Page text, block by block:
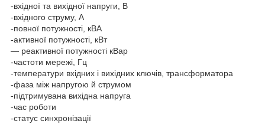
-вхідної та вихідної напруги, В
-вхідного струму, А
-повної потужності, кВА
-активної потужності, кВт
— реактивної потужності кВар
-частоти мережі, Гц
-температури вхідних і вихідних ключів, трансформатора
-фаза між напругою й струмом
-підтримувана вихідна напруга
-час роботи
-статус синхронізації